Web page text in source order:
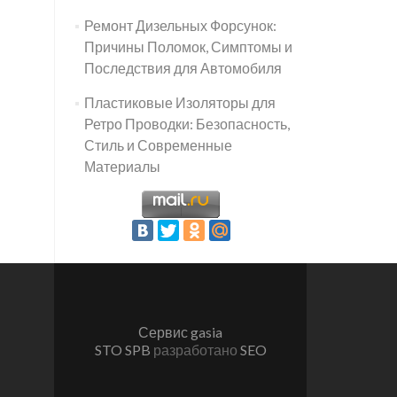
Ремонт Дизельных Форсунок:
Причины Поломок, Симптомы и
Последствия для Автомобиля
Пластиковые Изоляторы для
Ретро Проводки: Безопасность,
Стиль и Современные
Материалы
Сервис gasia
STO SPB разработано SEO